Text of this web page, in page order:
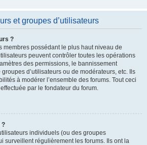
et groupes d’utilisateurs
?
membres possédant le plus haut niveau de
peuvent contrôler toutes les opérations
des permissions, le bannissement
d’utilisateurs ou de modérateurs, etc. Ils
à modérer l’ensemble des forums. Tout ceci
par le fondateur du forum.
?
individuels (ou des groupes
surveillent régulièrement les forums. Ils ont la